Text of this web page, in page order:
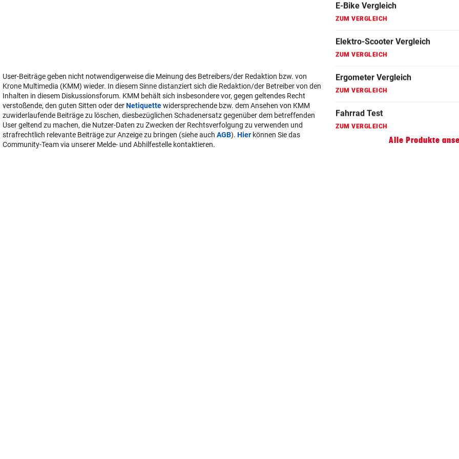
User-Beiträge geben nicht notwendigerweise die Meinung des Betreibers/der Redaktion bzw. von
Krone Multimedia (KMM) wieder. In diesem Sinne distanziert sich die Redaktion/der Betreiber von den
Inhalten in diesem Diskussionsforum. KMM behält sich insbesondere vor, gegen geltendes Recht
verstoßende, den guten Sitten oder derNetiquettewidersprechende bzw. dem Ansehen von KMM
zuwiderlaufende Beiträge zu löschen, diesbezüglichen Schadenersatz gegenüber dem betreffenden
User geltend zu machen, die Nutzer-Daten zu Zwecken der Rechtsverfolgung zu verwenden und
strafrechtlich relevante Beiträge zur Anzeige zu bringen (siehe auch AGB). Hier können Sie das
Community-Team via unserer Melde- und Abhilfestelle kontaktieren.
ZUM VERGLEICH
ZUM VERGLEICH
ZUM VERGLEICH
ZUM VERGLEICH
Alle Produkte